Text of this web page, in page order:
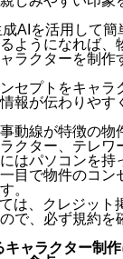
AIを活用して簡
ようになれば、
ラクターを制作
セプトをキャラ
報が伝わりやす
動線が特徴の物
クター、テレワ
はパソコンを持
目で物件のコン
。
は、クレジット
で、必ず規約を
ャラクター制